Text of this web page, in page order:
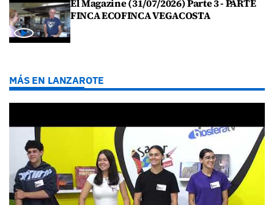
El Magazine (31/07/2026) Parte 3 - PARTE
FINCA ECOFINCA VEGACOSTA
MÁS EN LANZAROTE